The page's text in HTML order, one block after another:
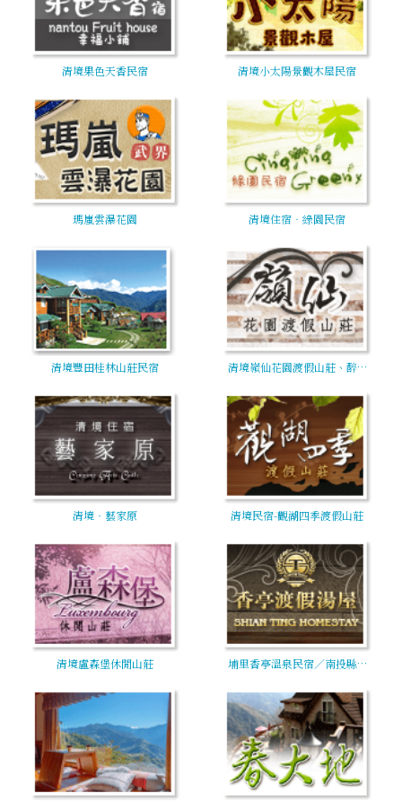
清境果色天香民宿 清境小太陽景觀木屋民宿
瑪嵐雲瀑花園 清境住宿‧綠園民宿
清境豐田桂林山莊民宿 清境嶺仙花園渡假山莊、醉…
清境‧藝家原 清境民宿-觀湖四季渡假山莊
清境盧森堡休閒山莊 埔里香亭溫泉民宿／南投縣…